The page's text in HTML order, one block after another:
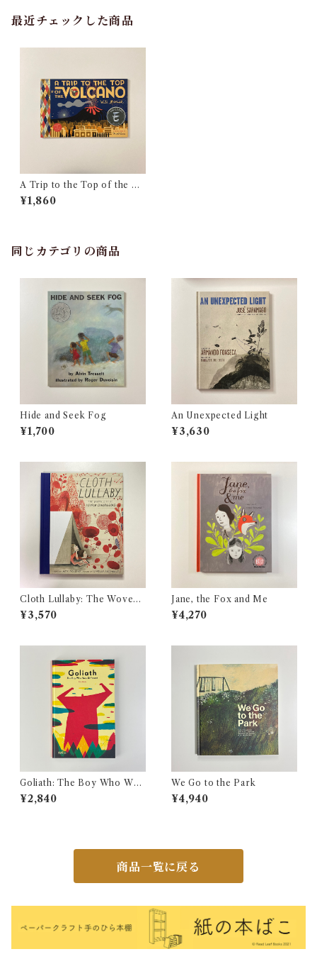
最近チェックした商品
A Trip to the Top of the Vo
lcano with Mouse
¥1,860
同じカテゴリの商品
Hide and Seek Fog
¥1,700
An Unexpected Light
¥3,630
Cloth Lullaby: The Woven
Life of Louise Bourgeois
¥3,570
Jane, the Fox and Me
¥4,270
Goliath: The Boy Who Was
Different
¥2,840
We Go to the Park
¥4,940
商品一覧に戻る